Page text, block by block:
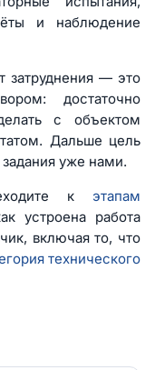
и наблюдение
затруднения — это
достаточно
с объектом
Дальше цель
уже нами.
к этапам
устроена работа
включая то, что
технического